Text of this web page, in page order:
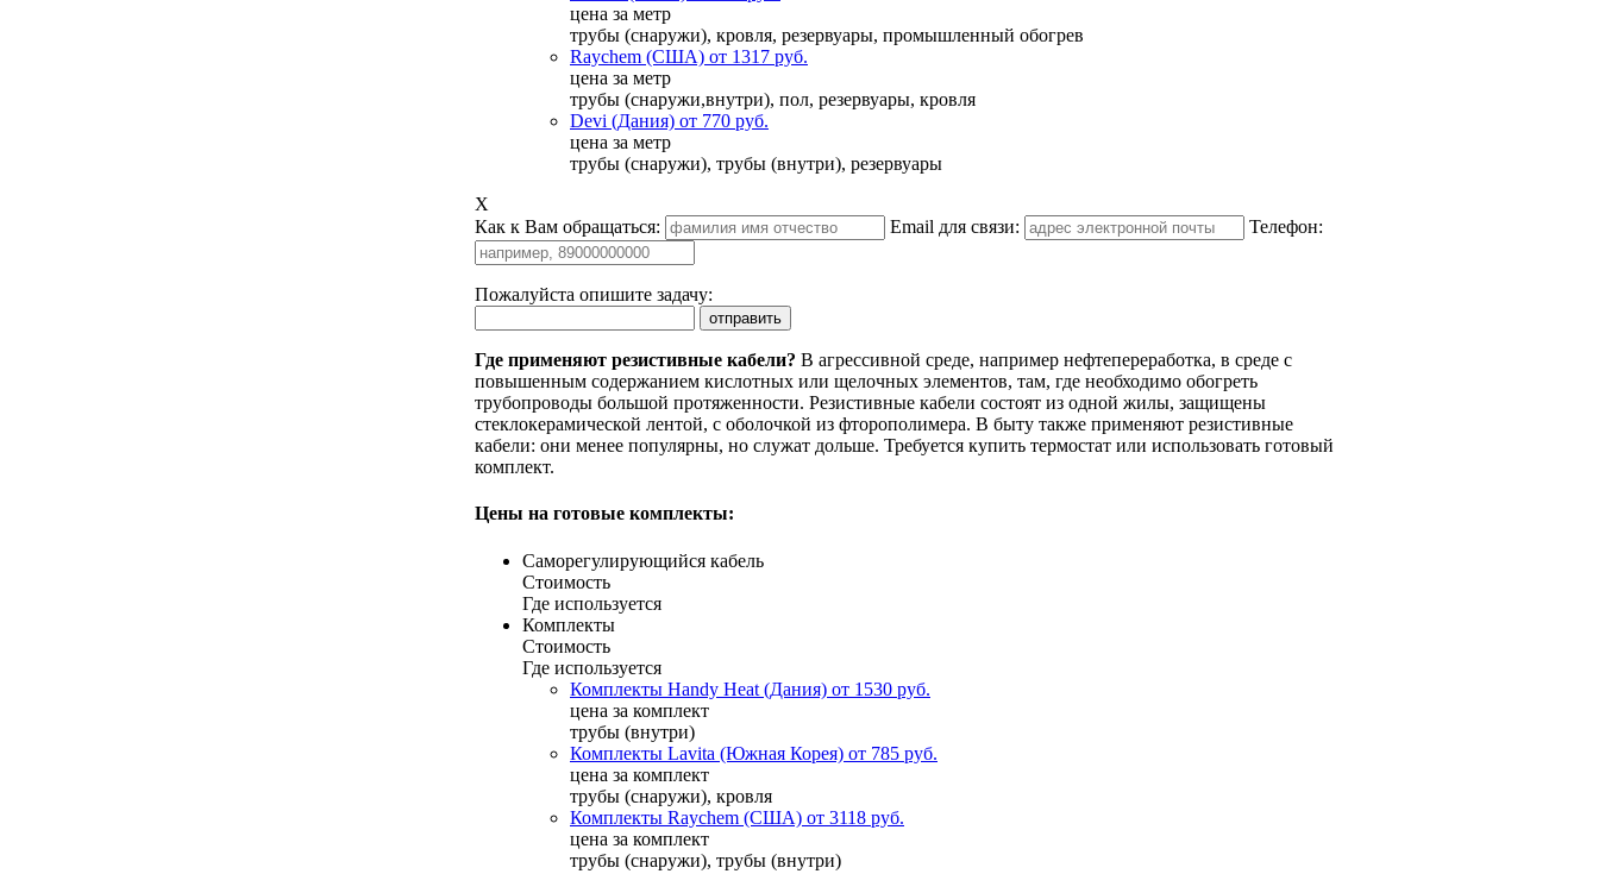
цена за метр
трубы (снаружи), кровля, резервуары, промышленный обогрев
Raychem (США) от 1317 руб.
цена за метр
трубы (снаружи,внутри), пол, резервуары, кровля
Devi (Дания) от 770 руб.
цена за метр
трубы (снаружи), трубы (внутри), резервуары
X
Как к Вам обращаться:
Email для связи: Телефон:
Пожалуйста опишите задачу:
Где применяют резистивные кабели? В агрессивной среде, например нефтепереработка, в среде с
повышенным содержанием кислотных или щелочных элементов, там, где необходимо обогреть
трубопроводы большой протяженности. Резистивные кабели состоят из одной жилы, защищены
стеклокерамической лентой, с оболочкой из фторополимера. В быту также применяют резистивные
кабели: они менее популярны, но служат дольше. Требуется купить термостат или использовать готовый
комплект.
Цены на готовые комплекты:
Саморегулирующийся кабель
Стоимость
Где используется
Комплекты
Стоимость
Где используется
Комплекты Handy Heat (Дания) от 1530 руб.
цена за комплект
трубы (внутри)
Комплекты Lavita (Южная Корея) от 785 руб.
цена за комплект
трубы (снаружи), кровля
Комплекты Raychem (США) от 3118 руб.
цена за комплект
трубы (снаружи), трубы (внутри)